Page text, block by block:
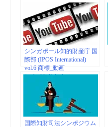
シンガポール知的財産庁 国
際部 (IPOS International)
vol.6 商標_動画
(embedded/playlist）
国際知財司法シンポジウム